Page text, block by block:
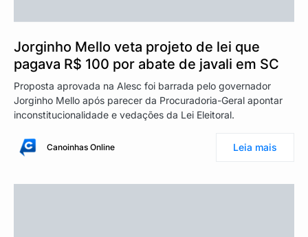
Jorginho Mello veta projeto de lei que
pagava R$ 100 por abate de javali em SC
Proposta aprovada na Alesc foi barrada pelo governador
Jorginho Mello após parecer da Procuradoria-Geral apontar
inconstitucionalidade e vedações da Lei Eleitoral.
Canoinhas Online Leia mais